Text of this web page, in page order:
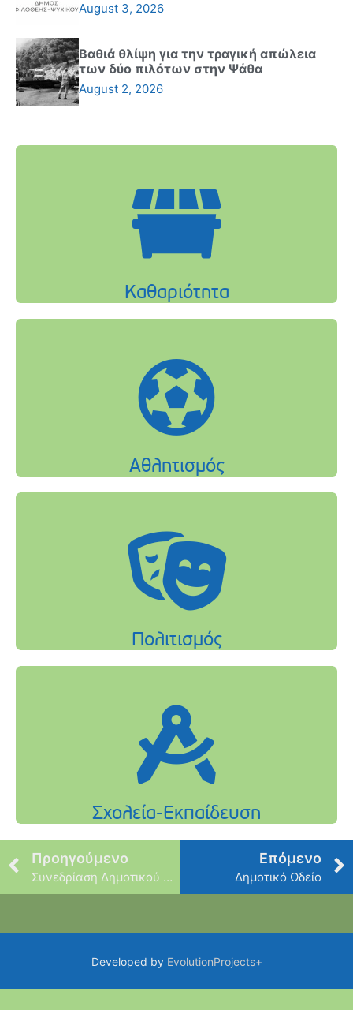
August 3, 2026
Βαθιά θλίψη για την τραγική απώλεια
των δύο πιλότων στην Ψάθα
August 2, 2026
Προηγούμενο
Συνεδρίαση Δημοτικού Συμβουλίου
Επόμενο
Δημοτικό Ωδείο
Developed by EvolutionProjects+